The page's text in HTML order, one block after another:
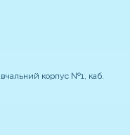
корпус №1, каб.